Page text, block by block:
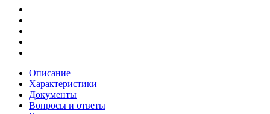
Описание
Характеристики
Документы
Вопросы и ответы